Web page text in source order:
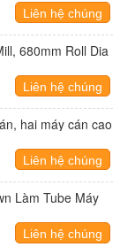
Liên hệ chúng
tôi
680mm Roll Dia
Liên hệ chúng
tôi
hai máy cán cao
Liên hệ chúng
tôi
Làm Tube Máy
Liên hệ chúng